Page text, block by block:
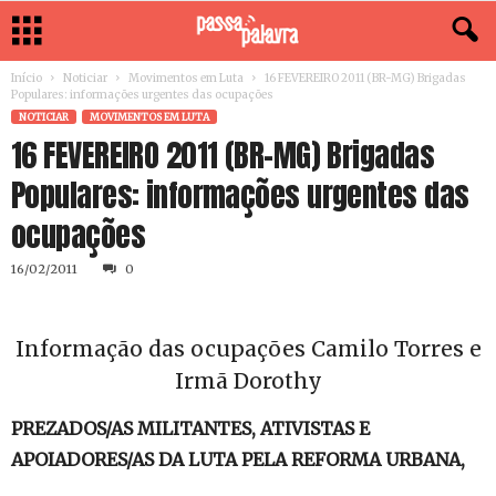
Início Noticiar Movimentos em Luta
16 FEVEREIRO 2011 (BR-MG) Brigadas
Populares: informações urgentes das ocupações
NOTICIAR MOVIMENTOS EM LUTA
16 FEVEREIRO 2011 (BR-MG) Brigadas
Populares: informações urgentes das
ocupações
16/02/2011 0
Informação das ocupações Camilo Torres e
Irmã Dorothy
PREZADOS/AS MILITANTES, ATIVISTAS E
APOIADORES/AS DA LUTA PELA REFORMA URBANA,